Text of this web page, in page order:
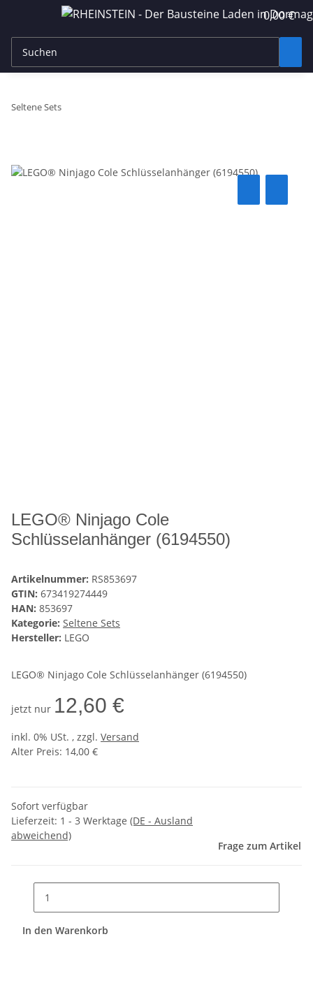
0,00 €
Seltene Sets
LEGO® Ninjago Cole
Schlüsselanhänger (6194550)
Artikelnummer: RS853697
GTIN: 673419274449
HAN: 853697
Kategorie: Seltene Sets
Hersteller: LEGO
LEGO® Ninjago Cole Schlüsselanhänger (6194550)
jetzt nur 12,60 €
inkl. 0% USt. , zzgl. Versand
Alter Preis: 14,00 €
Sofort verfügbar
Lieferzeit: 1 - 3 Werktage (DE - Ausland
abweichend)
Frage zum Artikel
In den Warenkorb